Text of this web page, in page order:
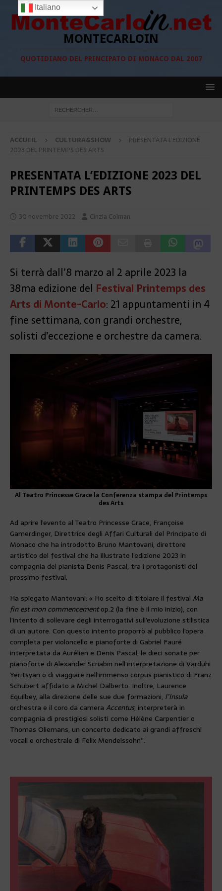
MONTECARLOIN
QUOTIDIANO DEL PRINCIPATO DI MONACO DAL 2007
ACCUEIL CULTURA&SHOW
PRESENTATA L’EDIZIONE
2023 DEL PRINTEMPS DES ARTS
PRESENTATA L’EDIZIONE 2023 DEL
PRINTEMPS DES ARTS
30 novembre 2022 Cinzia Colman
Si terrà dall’8 marzo al 2 aprile 2023 la
38ma edizione del Festival Printemps des
Arts di Monte-Carlo: 21 appuntamenti in 4
fine settimana, con grandi orchestre,
solisti d’eccezione e orchestre da camera.
Al Teatro Princesse Grace la Conferenza stampa del Printemps
des Arts
Ad aprire l’evento al Teatro Princesse Grace, Françoise
Gamerdinger, Direttrice degli Affari Culturali del Principato di
Monaco che ha introdotto Bruno Mantovani, direttore
artistico del festival che ha illustrato l’edizione 2023 in
compagnia del pianista Denis Pascal, tra i protagonisti del
prossimo festival.
Ha spiegato Mantovani: « Ho scelto di titolare il festival Ma
fin est mon commencementop.2 (la fine è il mio inizio), con
l’intento di sollevare degli interrogativi sull’evoluzione stilistica
di un autore. Con questo intento proporrò al pubblico l’opera
completa per violoncello e pianoforte di Gabriel Fauré
interpretata da Aurélien e Denis Pascal, le dieci sonate per
pianoforte di Alexander Scriabin nell’interpretazione di Varduhi
Yeritsyan o di viaggiare nell’immenso corpus pianistico di Franz
Schubert affidato a Michel Dalberto. Inoltre, Laurence
Equilbey, alla direzione delle sue due formazioni, l’Insula
orchestra e il coro da camera Accentus, interpreterà in
compagnia di prestigiosi solisti come Hélène Carpentier o
Thomas Oliemans, un concerto dedicato ai grandi affreschi
vocali e orchestrale di Felix Mendelssohn”.
Italiano